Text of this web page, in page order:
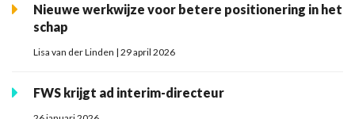
Nieuwe werkwijze voor betere positionering in het
schap
Lisa van der Linden | 29 april 2026
FWS krijgt ad interim-directeur